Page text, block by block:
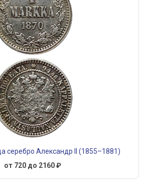
серебро Александр II (1855–1881)
от 720 до 2160 ₽